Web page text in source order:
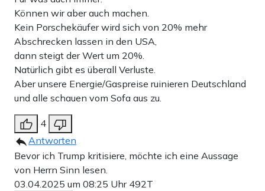
Können wir aber auch machen.
Kein Porschekäufer wird sich von 20% mehr
Abschrecken lassen in den USA,
dann steigt der Wert um 20%.
Natürlich gibt es überall Verluste.
Aber unsere Energie/Gaspreise ruinieren Deutschland
und alle schauen vom Sofa aus zu.
4
Antworten
Bevor ich Trump kritisiere, möchte ich eine Aussage
von Herrn Sinn lesen.
03.04.2025 um 08:25 Uhr 492T